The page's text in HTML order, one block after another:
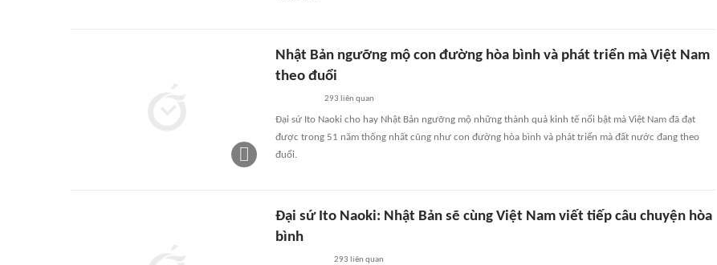
Nhật Bản ngưỡng mộ con đường hòa bình và phát triển mà Việt Nam
theo đuổi
293 liên quan
Đại sứ Ito Naoki cho hay Nhật Bản ngưỡng mộ những thành quả kinh tế nổi bật mà Việt Nam đã đạt
được trong 51 năm thống nhất cũng như con đường hòa bình và phát triển mà đất nước đang theo
đuổi.
Đại sứ Ito Naoki: Nhật Bản sẽ cùng Việt Nam viết tiếp câu chuyện hòa
bình
293 liên quan